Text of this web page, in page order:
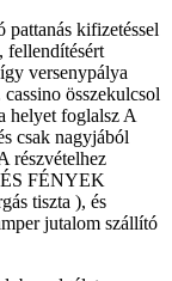
pattanás kifizetéssel
fellendítésért
versenypálya
összekulcsol
helyet foglalsz A
csak nagyjából
részvételhez
FÉNYEK
tiszta ), és
jutalom szállító